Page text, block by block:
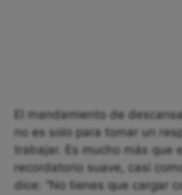
El mandamiento de
no es solo para tomar un
trabajar. Es mucho más que
recordatorio suave, casi
dice: “No tienes que cargar